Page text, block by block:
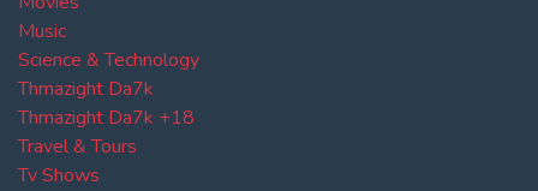
Music
Science & Technology
Thmazight Da7k
Thmazight Da7k +18
Travel & Tours
Tv Shows